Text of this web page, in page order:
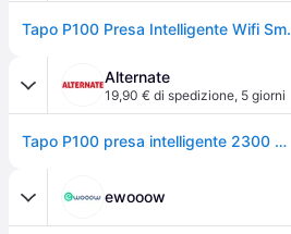
Tapo P100 Presa
Alternate
19,90 € di spedizione, 5 giorni
Tapo P100 presa intelligente 2300 W Bianco, Presa commutata
ewooow